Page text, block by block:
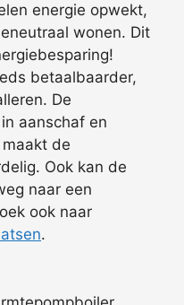
energie opwekt,
wonen. Dit
betaalbaarder,
De
aanschaf en
de
Ook kan de
naar een
ook naar
.